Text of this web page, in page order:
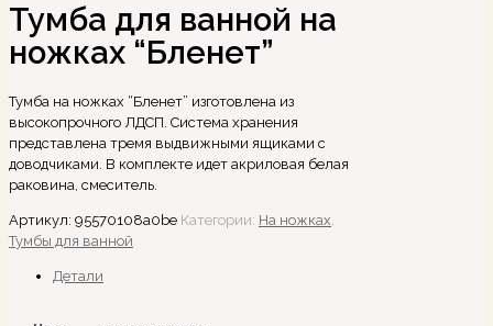
Тумба для ванной на
ножках “Бленет”
Тумба на ножках “Бленет” изготовлена из
высокопрочного ЛДСП. Система хранения
представлена тремя выдвижными ящиками с
доводчиками. В комплекте идет акриловая белая
раковина, смеситель.
Артикул: 95570108a0be Категории: На ножках
Тумбы для ванной
Детали